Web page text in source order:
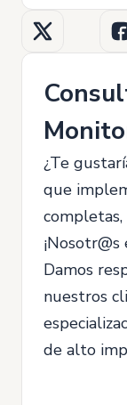
¿Te
que
completas,
Damos
nuestros
de alto